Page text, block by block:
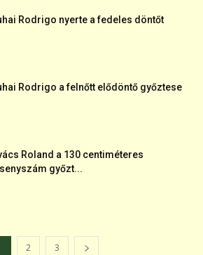
Rodrigo nyerte a fedeles döntőt
Rodrigo a felnőtt elődöntő győztese
Roland a 130 centiméteres
győzt...
2 3